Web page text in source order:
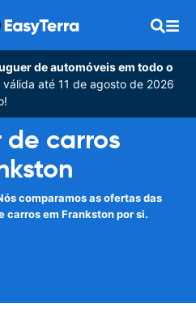
de automóveis em todo o
válida até 11 de agosto de 2026
de carros
comparamos as ofertas das
carros em Frankston por si.